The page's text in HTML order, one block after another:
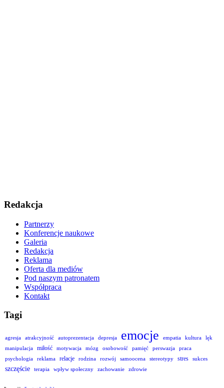
Redakcja
Partnerzy
Konferencje naukowe
Galeria
Redakcja
Reklama
Oferta dla mediów
Pod naszym patronatem
Współpraca
Kontakt
Tagi
agresja atrakcyjność autoprezentacja depresja emocje empatia kultura
lęk
manipulacja
miłość motywacja mózg osobowość pamięć perswazja
praca
psychologia
reklama relacje rodzina rozwój samoocena stereotypy stres sukces
szczęście terapia wpływ społeczny zachowanie zdrowie